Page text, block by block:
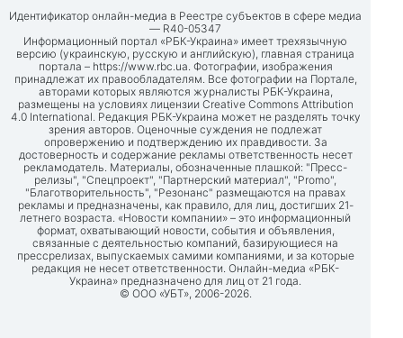
Идентификатор онлайн-медиа в Реестре субъектов в сфере медиа
— R40-05347
Информационный портал «РБК-Украина» имеет трехязычную
версию (украинскую, русскую и английскую), главная страница
портала – https://www.rbc.ua. Фотографии, изображения
принадлежат их правообладателям. Все фотографии на Портале,
авторами которых являются журналисты РБК-Украина,
размещены на условиях лицензии Creative Commons Attribution
4.0 International. Редакция РБК-Украина может не разделять точку
зрения авторов. Оценочные суждения не подлежат
опровержению и подтверждению их правдивости. За
достоверность и содержание рекламы ответственность несет
рекламодатель. Материалы, обозначенные плашкой: "Пресс-
релизы", "Спецпроект", "Партнерский материал", "Promo",
"Благотворительность", "Резонанс" размещаются на правах
рекламы и предназначены, как правило, для лиц, достигших 21-
летнего возраста. «Новости компании» – это информационный
формат, охватывающий новости, события и объявления,
связанные с деятельностью компаний, базирующиеся на
прессрелизах, выпускаемых самими компаниями, и за которые
редакция не несет ответственности. Онлайн-медиа «РБК-
Украина» предназначено для лиц от 21 года.
© ООО «УБТ», 2006-2026.